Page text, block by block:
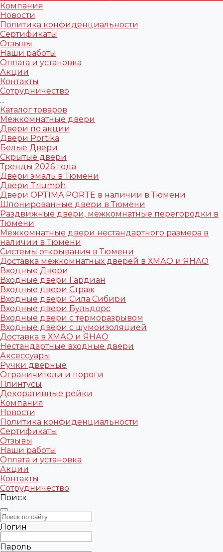
Компания
Новости
Политика конфиденциальности
Сертификаты
Отзывы
Наши работы
Оплата и установка
Акции
Контакты
Сотрудничество
...
Каталог товаров
Межкомнатные двери
Двери по акции
Двери Portika
Белые Двери
Скрытые двери
Тренды 2026 года
Двери эмаль в Тюмени
Двери Triumph
Двери OPTIMA PORTE в наличии в Тюмени
Шпонированные двери в Тюмени
Раздвижные двери, межкомнатные перегородки в
Тюмени
Межкомнатные двери нестандартного размера в
наличии в Тюмени
Системы открывания в Тюмени
Доставка межкомнатных дверей в ХМАО и ЯНАО
Входные Двери
Входные двери Гардиан
Входные двери Страж
Входные двери Сила Сибири
Входные двери Бульдорс
Входные двери с терморазрывом
Входные двери с шумоизоляцией
Доставка в ХМАО и ЯНАО
Нестандартные входные двери
Аксессуары
Ручки дверные
Ограничители и пороги
Плинтусы
Декоративные рейки
Компания
Новости
Политика конфиденциальности
Сертификаты
Отзывы
Наши работы
Оплата и установка
Акции
Контакты
Сотрудничество
Поиск
Логин
Пароль